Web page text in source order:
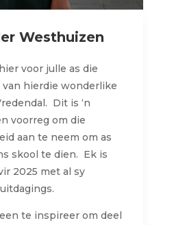
Westhuizen
hier voor julle as die
van hierdie wonderlike
Ditis ‘n
voorreg om die
aan te neem om as
skool te dien. Ek is
2025 met al sy
uitdagings.
te inspireerom deel